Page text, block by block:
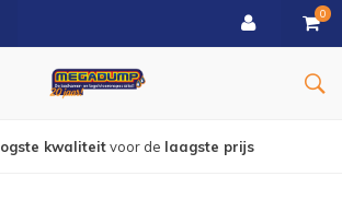
0
Gratisbezorgd vanaf €150